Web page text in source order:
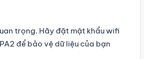
trọng. Hãy đặt mật khẩu wifi
để bảo vệ dữ liệu của bạn